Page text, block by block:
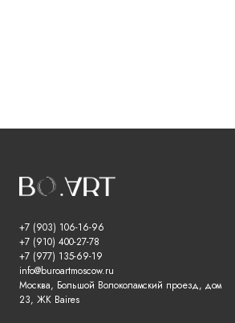
+7 (903) 106-16-96
+7 (910) 400-27-78
+7 (977) 135-69-19
info@buroartmoscow.ru
Москва, Большой Волоколамский проезд, дом
23, ЖК Baires